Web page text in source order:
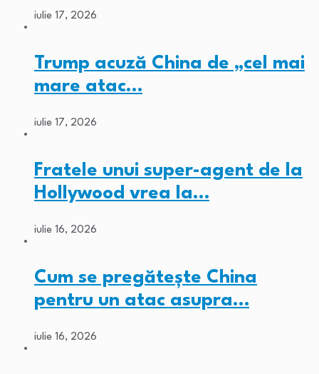
iulie 17, 2026
Trump acuză China de „cel mai
mare atac…
iulie 17, 2026
Fratele unui super-agent de la
Hollywood vrea la…
iulie 16, 2026
Cum se pregătește China
pentru un atac asupra…
iulie 16, 2026